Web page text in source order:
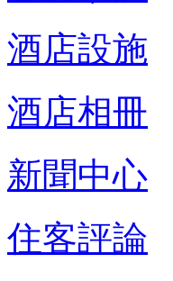
酒店設施
酒店相冊
新聞中心
住客評論